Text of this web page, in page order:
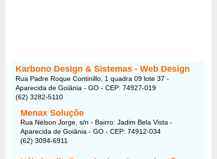
Karbono Design & Sistemas - Web Design
Rua Padre Roque Continillo, 1 quadra 09 lote 37 -
Aparecida de Goiânia - GO - CEP: 74927-019
(62) 3282-5110
Menax Soluçõe
Rua Nélson Jorge, s/n - Bairro: Jadim Bela Vista -
Aparecida de Goiânia - GO - CEP: 74912-034
(62) 3094-6911